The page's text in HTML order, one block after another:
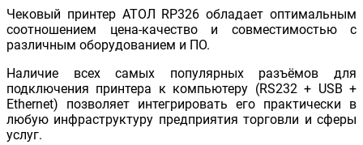
Чековый принтер АТОЛ RP326 обладает оптимальным
соотношением цена-качество и совместимостью с
различным оборудованием и ПО.
Наличие всех самых популярных разъёмов для
подключения принтера к компьютеру (RS232 + USB +
Ethernet) позволяет интегрировать его практически в
любую инфраструктуру предприятия торговли и сферы
услуг.